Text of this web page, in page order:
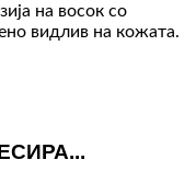
на восок со
видлив на кожата.